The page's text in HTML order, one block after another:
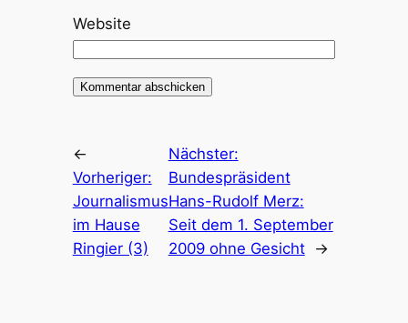
Website
←
Vorheriger:
Journalismus
im Hause
Ringier (3)
Nächster:
Bundespräsident
Hans-Rudolf Merz:
Seit dem 1. September
2009 ohne Gesicht
→